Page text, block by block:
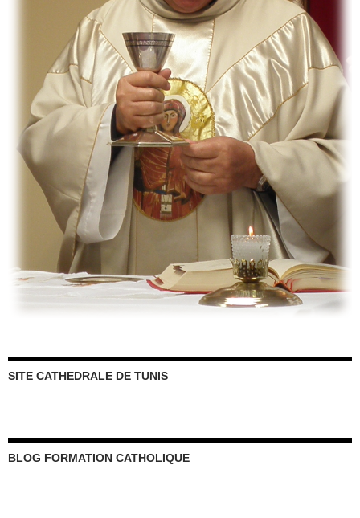
SITE CATHEDRALE DE TUNIS
BLOG FORMATION CATHOLIQUE